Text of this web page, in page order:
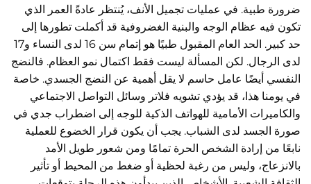
ضرورة طبية. في عمليات تجميل الأنف، يُنتظر عادةً العمر الذي
تكون فيه عظام الوجه والبنية الغضروفية قد أكملت تطورها إلى
حد كبير. الحد العام المقبول طبيًا هو إتمام سن 16 لدى النساء و17
لدى الرجال. لكن المسألة ليست فقط اكتمال نمو العظام. فالنضج
النفسي أيضًا عامل حاسم لا يقل أهمية عن النضج الجسدي. خاصة
في يومنا هذا، قد يؤدي تشويه فلاتر وسائل التواصل الاجتماعي
والكاميرات الأمامية للهواتف الذكية للوجه إلى اضطراب جدي في
صورة الجسد لدى الشباب. يجب أن يكون قرار الخضوع للعملية
نابعًا من إرادة الشخص الحرة تمامًا ومن شعور طويل الأمد
بالانزعاج، وليس من رغبة لحظية أو ضغط من المحيط أو تأثير